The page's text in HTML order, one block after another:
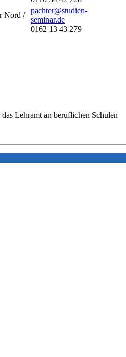
Nord /
pachter@studien-
seminar.de
0162 13 43 279
Lehramt an beruflichen Schulen